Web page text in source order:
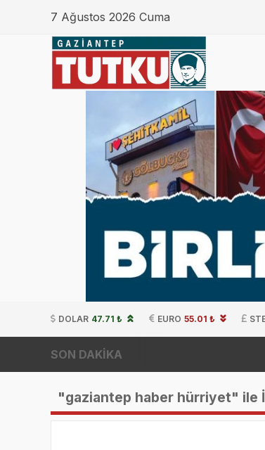
7 Ağustos 2026 Cuma
DOLAR 47.71 ₺ EURO 55.01 ₺
SON DAKİKA
"gaziantep haber hürriyet" ile